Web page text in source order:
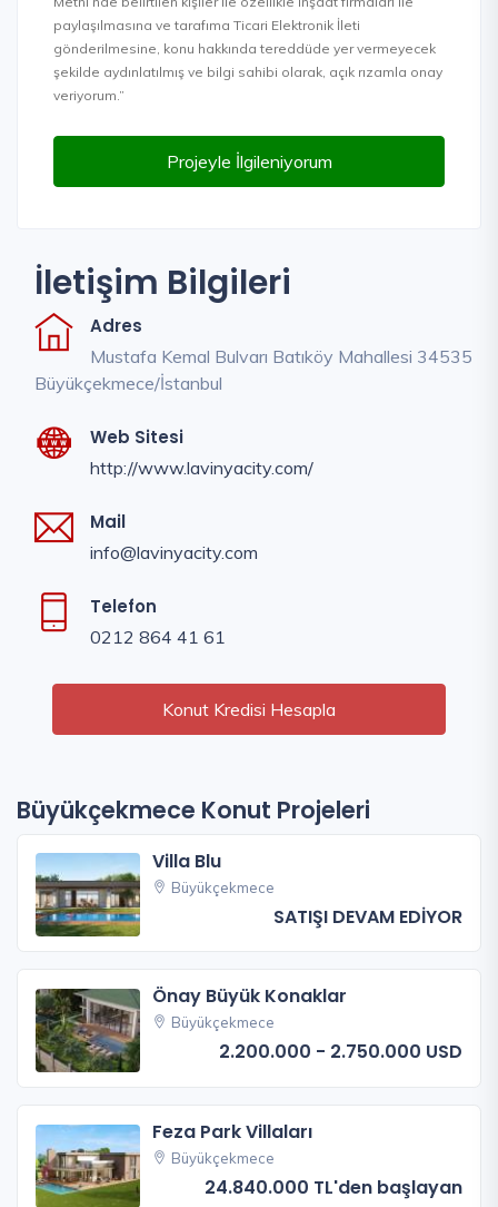
paylaşılmasına ve tarafıma Ticari Elektronik İleti
gönderilmesine, konu hakkında tereddüde yer vermeyecek
şekilde aydınlatılmış ve bilgi sahibi olarak, açık rızamla onay
veriyorum.”
Projeyle İlgileniyorum
İletişim Bilgileri
Adres
Mustafa Kemal Bulvarı Batıköy Mahallesi 34535
Büyükçekmece/İstanbul
Web Sitesi
http://www.lavinyacity.com/
Mail
info@lavinyacity.com
Telefon
0212 864 41 61
Konut Kredisi Hesapla
Büyükçekmece Konut Projeleri
Villa Blu
Büyükçekmece
SATIŞI DEVAM EDİYOR
Önay Büyük Konaklar
Büyükçekmece
2.200.000 - 2.750.000 USD
Feza Park Villaları
Büyükçekmece
24.840.000 TL'den başlayan